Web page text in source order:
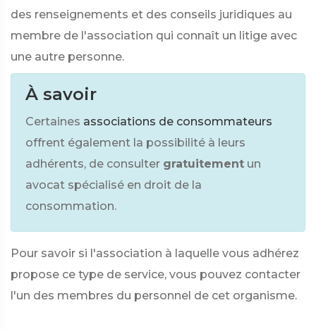
des renseignements et des conseils juridiques au
membre de l'association qui connaît un litige avec
une autre personne.
À savoir
Certaines associations de consommateurs
offrent également la possibilité à leurs
adhérents, de consulter gratuitement un
avocat spécialisé en droit de la
consommation.
Pour savoir si l'association à laquelle vous adhérez
propose ce type de service, vous pouvez contacter
l'un des membres du personnel de cet organisme.